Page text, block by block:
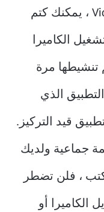
باستخدام Video Conference Mute ، يمكنك كتم
الكاميرا
تنشيطها مرة
الذي
قيد التركيز.
جماعية ولديك
، فلن تضطر
الكاميرا أو